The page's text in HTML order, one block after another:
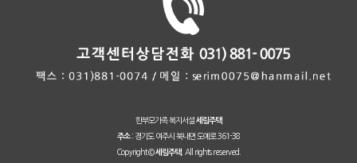
한부모가족 복지서설 세림주택
주소 : 경기도 여주시 북내면 도예로 361-38
Copyright ©세림주택. All rights reserved.